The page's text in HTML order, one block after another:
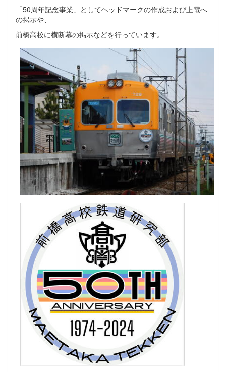
「50周年記念事業」としてヘッドマークの作成および上電へ
の掲示や、
前橋高校に横断幕の掲示などを行っています。